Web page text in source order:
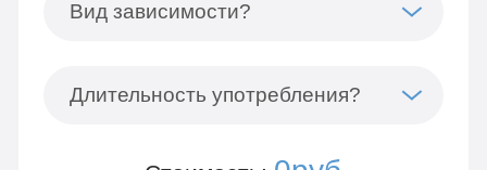
Вид зависимости?
Длительность употребления?